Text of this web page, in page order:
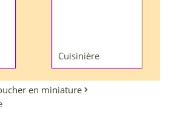
Cuisinière
en miniature